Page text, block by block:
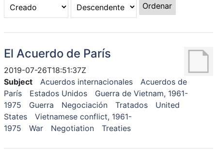
Ordenar
El Acuerdo de París
2019-07-26T18:51:37Z
Subject
Acuerdos internacionales
Acuerdos de
París
Estados Unidos
Guerra de Vietnam, 1961-
1975
Guerra Negociación Tratados
United
States
Vietnamese conflict, 1961-
1975
War Negotiation Treaties